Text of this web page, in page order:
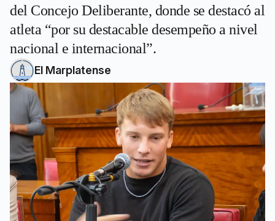
del Concejo Deliberante, donde se destacó al
atleta “por su destacable desempeño a nivel
nacional e internacional”.
El Marplatense